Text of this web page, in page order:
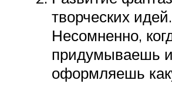
творческих идей.
Несомненно,
придумываешь
оформляешь